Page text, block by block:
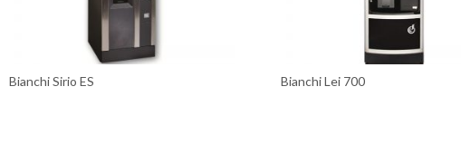
Bianchi Sirio ES Bianchi Lei 700